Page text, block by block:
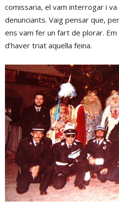
comissaria, el vam interrogar i
denunciants. Vaig pensar que,
ens vam fer un fart de plorar.
d’haver triat aquella feina.